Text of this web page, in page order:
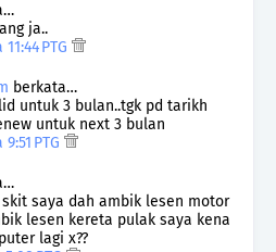
ja..
PTG
berkata…
untuk 3 bulan..tgk pd tarikh
untuk next 3 bulan
PTG
saya dah ambik lesen motor
lesen kereta pulak saya kena
lagi x??